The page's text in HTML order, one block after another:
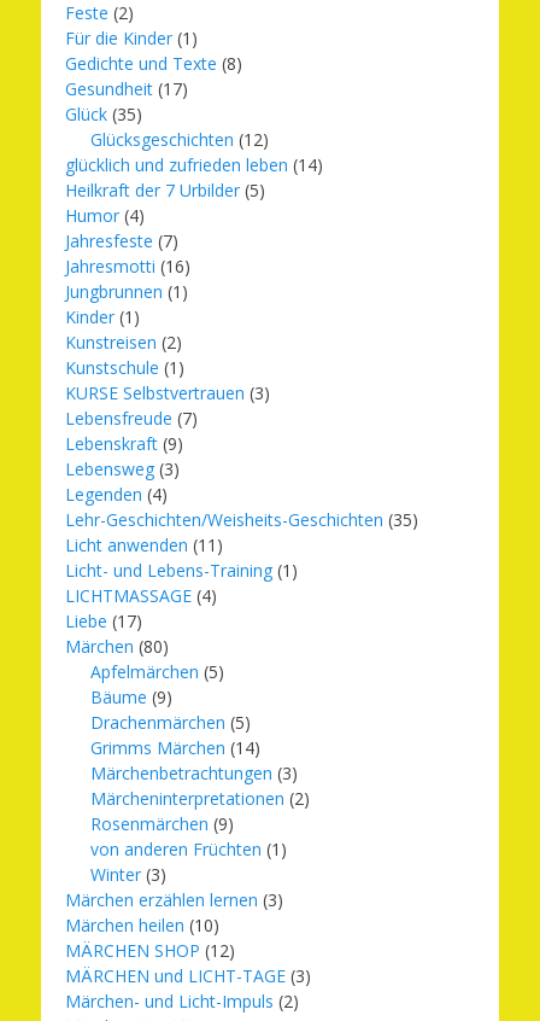
Feste (2)
Für die Kinder (1)
Gedichte und Texte (8)
Gesundheit (17)
Glück (35)
Glücksgeschichten (12)
glücklich und zufrieden leben (14)
Heilkraft der 7 Urbilder (5)
Humor (4)
Jahresfeste (7)
Jahresmotti (16)
Jungbrunnen (1)
Kinder (1)
Kunstreisen (2)
Kunstschule (1)
KURSE Selbstvertrauen (3)
Lebensfreude (7)
Lebenskraft (9)
Lebensweg (3)
Legenden (4)
Lehr-Geschichten/Weisheits-Geschichten (35)
Licht anwenden (11)
Licht- und Lebens-Training (1)
LICHTMASSAGE (4)
Liebe (17)
Märchen (80)
Apfelmärchen (5)
Bäume (9)
Drachenmärchen (5)
Grimms Märchen (14)
Märchenbetrachtungen (3)
Märcheninterpretationen (2)
Rosenmärchen (9)
von anderen Früchten (1)
Winter (3)
Märchen erzählen lernen (3)
Märchen heilen (10)
MÄRCHEN SHOP (12)
MÄRCHEN und LICHT-TAGE (3)
Märchen- und Licht-Impuls (2)